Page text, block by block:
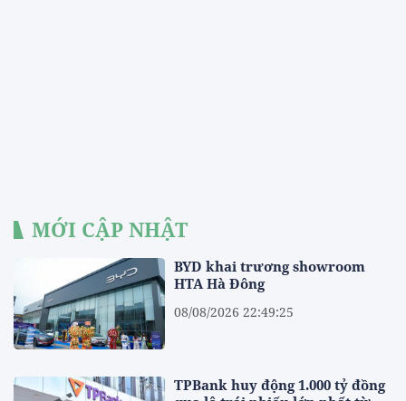
MỚI CẬP NHẬT
BYD khai trương showroom
HTA Hà Đông
08/08/2026 22:49:25
TPBank huy động 1.000 tỷ đồng